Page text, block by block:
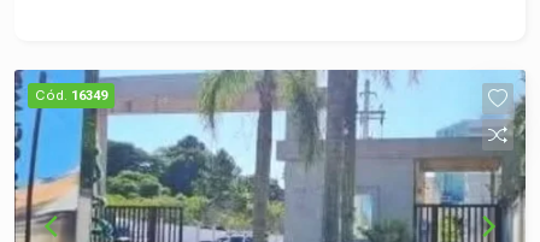
condomínio entrega tudo que valoriza seu
investimento, Salão de festas, Playground e até
um Mercadinho de conveniencia. Precisou de
algo de última hora? Você resolve sem sair de
casa! Conforto, segurança e praticidade em um
só lugar . Agende sua visita e venha se encantar.
Cód. 16349